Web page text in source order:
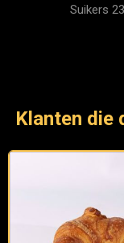
Suikers
Klanten die